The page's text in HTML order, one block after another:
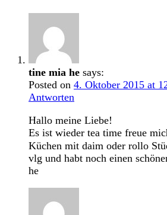
tine mia he says:
Posted on 4. Oktober 2015 at
Antworten
Hallo meine Liebe!
Es ist wieder tea time freue
Küchen mit daim oder rollo
vlg und habt noch einen
he